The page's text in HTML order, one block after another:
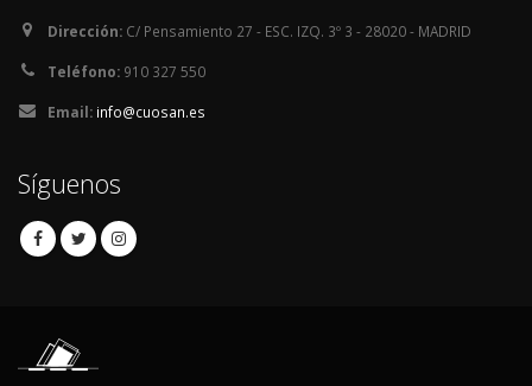
Dirección: C/ Pensamiento 27 - ESC. IZQ. 3º 3 - 28020 - MADRID
Teléfono: 910 327 550
Email: info@cuosan.es
Síguenos